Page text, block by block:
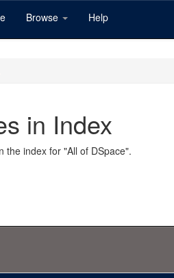
Browse Help
in Index
the index for "All of DSpace".